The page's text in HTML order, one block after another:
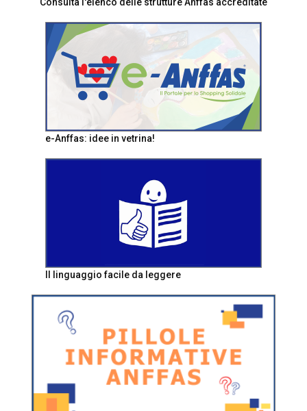
e-Anffas: idee in vetrina!
Il linguaggio facile da leggere